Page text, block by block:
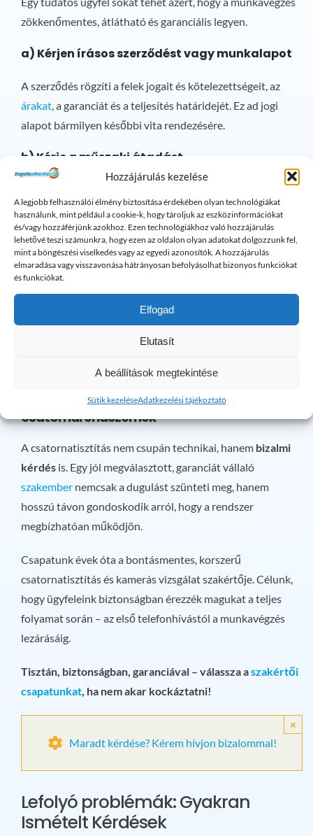
Hozzájárulás kezelése
A legjobb felhasználói élmény biztosítása érdekében olyan technológiákat
használunk, mint például a cookie-k, hogy tároljuk az eszközinformációkat
és/vagy hozzáférjünk azokhoz. Ezen technológiákhoz való hozzájárulás
lehetővé teszi számunkra, hogy ezen az oldalon olyan adatokat dolgozzunk fel,
mint a böngészési viselkedés vagy az egyedi azonosítók. A hozzájárulás
elmaradása vagy visszavonása hátrányosan befolyásolhat bizonyos funkciókat
és funkciókat.
Elfogad
Elutasít
A beállítások megtekintése
Sütik kezeléseAdatkezelési tájékoztató
zökkenőmentes, átlátható és garanciális legyen.
a) Kérjen írásos szerződést vagy munkalapot
A szerződés rögzíti a felek jogait és kötelezettségeit, az
árakat, a garanciát és a teljesítés határidejét. Ez ad jogi
alapot bármilyen későbbi vita rendezésére.
b) Kérje a műszaki átadást
végeredményt, példáulkamerás ellenőrző felvétellel. Így
az ügyfél saját szemével is meggyőződhet arról, hogy a
csatorna tiszta és hibamentes.
c) Dokumentálás – fényképek, jegyzőkönyv
Egy korrekt szolgáltató jegyzőkönyvet vagy munkalapot ad
igazolja a munka szakszerűségét.
5. Összegzés: a bizalom az alapja a tiszta
csatornarendszernek
A csatornatisztítás nem csupán technikai, hanem bizalmi
kérdésis. Egy jól megválasztott, garanciát vállaló
szakembernemcsak a dugulást szünteti meg, hanem
hosszú távon gondoskodik arról, hogy a rendszer
megbízhatóan működjön.
Csapatunk évek óta a bontásmentes, korszerű
csatornatisztítás és kamerás vizsgálat szakértője. Célunk,
hogy ügyfeleink biztonságban érezzék magukat a teljes
folyamat során – az első telefonhívástól a munkavégzés
lezárásáig.
Tisztán, biztonságban, garanciával – válassza aszakértői
csapatunkat, ha nem akar kockáztatni!
Maradt kérdése? Kérem hívjon bizalommal!
×
Lefolyó problémák: Gyakran
Ismételt Kérdések